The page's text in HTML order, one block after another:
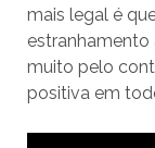
mais legal é
estranhamento
muito pelo
positiva em